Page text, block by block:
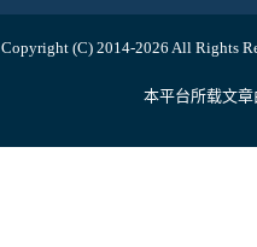
Copyright (C) 2014-2026 All Rights
本平台所载文章